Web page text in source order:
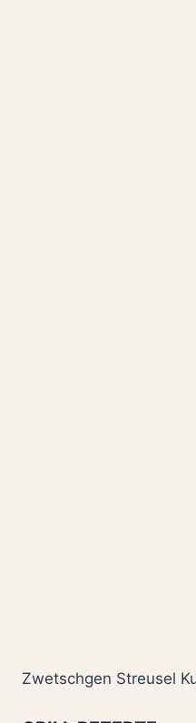
Zwetschgen Streusel